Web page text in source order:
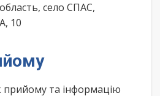
село СПАС,
10
прийому та інформацію